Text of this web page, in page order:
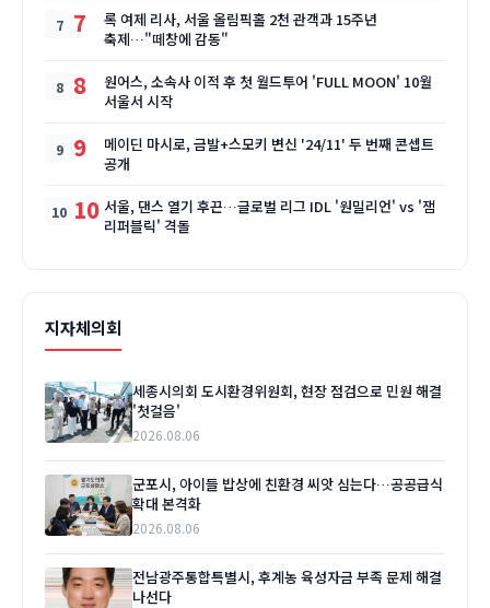
7
록 여제 리사, 서울 올림픽홀 2천 관객과 15주년
축제…"떼창에 감동"
8
원어스, 소속사 이적 후 첫 월드투어 'FULL MOON' 10월
서울서 시작
9
메이딘 마시로, 금발+스모키 변신 '24/11' 두 번째 콘셉트
공개
10 서울, 댄스 열기 후끈…글로벌 리그 IDL '원밀리언' vs '잼
리퍼블릭' 격돌
지자체의회
세종시의회 도시환경위원회, 현장 점검으로 민원 해결
'첫걸음'
2026.08.06
군포시, 아이들 밥상에 친환경 씨앗 심는다…공공급식
확대 본격화
2026.08.06
전남광주통합특별시, 후계농 육성자금 부족 문제 해결
나선다